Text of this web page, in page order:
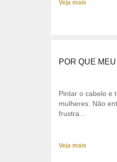
Veja mais
POR QUE
Pintar o cabelo e
mulheres. Não
frustra...
Veja mais